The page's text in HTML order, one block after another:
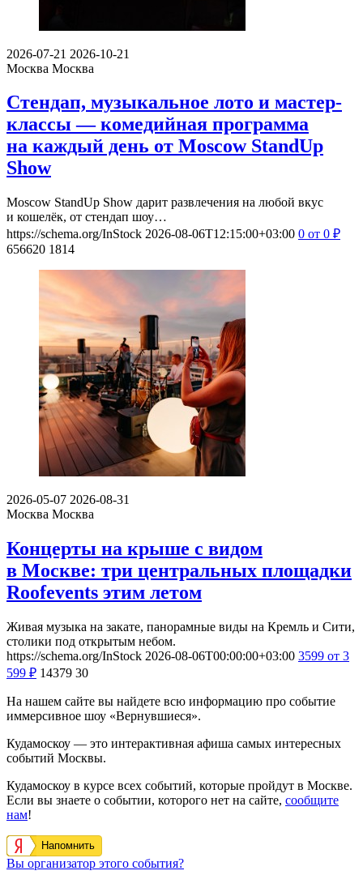
2026-07-21 2026-10-21
Москва Москва
Стендап, музыкальное лото и мастер-
классы — комедийная программа
на каждый день от Moscow StandUp
Show
Moscow StandUp Show дарит развлечения на любой вкус
и кошелёк, от стендап шоу…
https://schema.org/InStock 2026-08-06T12:15:00+03:00 0 от 0 ₽
656620 1814
2026-05-07 2026-08-31
Москва Москва
Концерты на крыше с видом
в Москве: три центральных площадки
Roofevents этим летом
Живая музыка на закате, панорамные виды на Кремль и Сити,
столики под открытым небом.
https://schema.org/InStock 2026-08-06T00:00:00+03:00 3599 от 3
599 ₽ 14379 30
На нашем сайте вы найдете всю информацию про событие
иммерсивное шоу «Вернувшиеся».
Кудамоскоу — это интерактивная афиша самых интересных
событий Москвы.
Кудамоскоу в курсе всех событий, которые пройдут в Москве.
Если вы знаете о событии, которого нет на сайте, сообщите
нам!
Напомнить
Вы организатор этого события?